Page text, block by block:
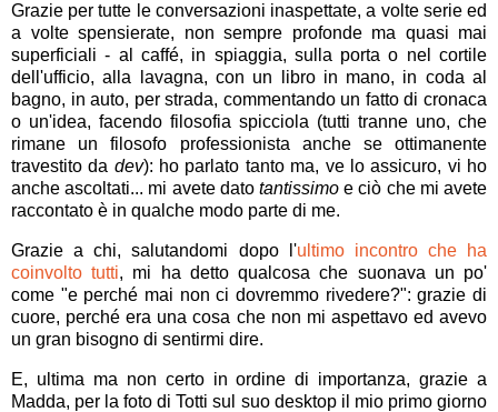
Grazie per tutte le conversazioni inaspettate, a volte serie ed
a volte spensierate, non sempre profonde ma quasi mai
superficiali - al caffé, in spiaggia, sulla porta o nel cortile
dell'ufficio, alla lavagna, con un libro in mano, in coda al
bagno, in auto, per strada, commentando un fatto di cronaca
o un'idea, facendo filosofia spicciola (tutti tranne uno, che
rimane un filosofo professionista anche se ottimanente
travestito da dev): ho parlato tanto ma, ve lo assicuro, vi ho
anche ascoltati... mi avete dato tantissimo e ciò che mi avete
raccontato è in qualche modo parte di me.
Grazie a chi, salutandomi dopo l'ultimo incontro che ha
coinvolto tutti, mi ha detto qualcosa che suonava un po'
come "e perché mai non ci dovremmo rivedere?": grazie di
cuore, perché era una cosa che non mi aspettavo ed avevo
un gran bisogno di sentirmi dire.
E, ultima ma non certo in ordine di importanza, grazie a
Madda, per la foto di Totti sul suo desktop il mio primo giorno